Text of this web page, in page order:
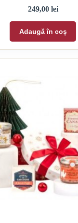
249,00 lei
Adaugă în coș